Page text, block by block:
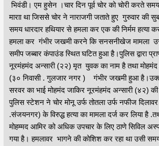
भिवंडी। एम हुसेन ।चार दिन पूर्व चोर को चोरी करते
माराा था जिससे चोर ने नाराजगी जताते हुए गुरुवार की
समय धारदार हथियार से हमला कर एक की निर्मम हत्या
हमला कर गंभीर जखमी करने कि सनसनीखेज मामला
समीप जब्बार कंपाउंड स्थित घटित हुआ है।पुलिस द्वारा
नूरमंहमंद अन्सारी (२२) मृत युवक का नाम है तथा मोहमंद
(३० निवासी . गुलजार नगर ) गंभीर जखमी हुआ
सरवर का भाई मोहमंद जाकिर नूरमंहमंद अन्सारी (४२) की
पुलिस स्टेशन ने चोर मोनू उर्फ तोतला उर्फ नफीज
.संजयनगर) के विरुद्ध हत्या का मामला दर्ज कर लिया है
मोहम्मद आमिर को अधिक उपचार के लिए ठाणे सिविल
गया है। हमलावर भागने की कोशिश कर रहा था उसी